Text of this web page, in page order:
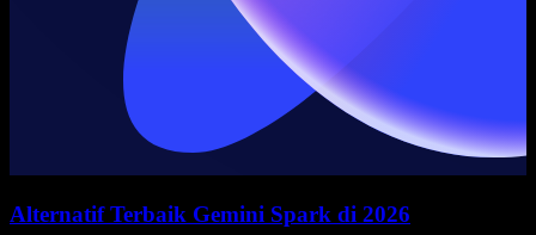
Alternatif Terbaik Gemini Spark di 2026